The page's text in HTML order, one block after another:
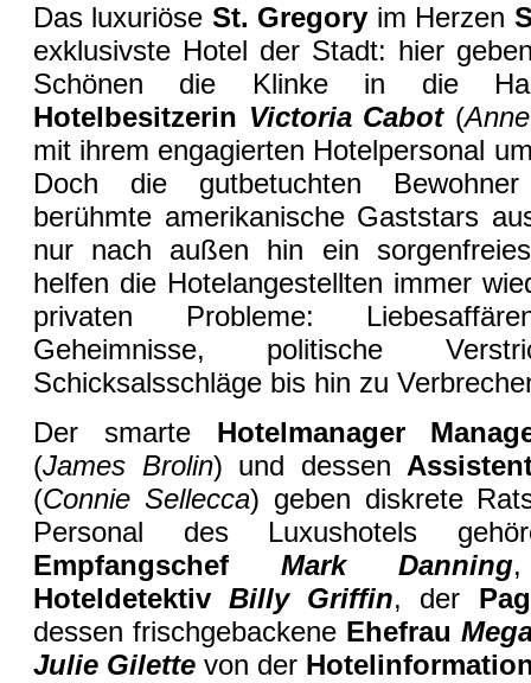
Das luxuriöse St. Gregory im Herzen
exklusivste Hotel der Stadt: hier
Schönen die Klinke in die
Hotelbesitzerin Victoria Cabot (
mit ihrem engagierten Hotelpersonal
Doch die gutbetuchten
berühmte amerikanische Gaststars
nur nach außen hin ein
helfen die Hotelangestellten immer
privaten Probleme:
Geheimnisse, politische
Schicksalsschläge bis hin zu
Der smarte Hotelmanager
(James Brolin) und dessen
(Connie Sellecca) geben diskrete
Personal des Luxushotels
Empfangschef Mark Danning
HoteldetektivBilly Griffin, der
dessen frischgebackene Ehefrau
Julie Gilette von der